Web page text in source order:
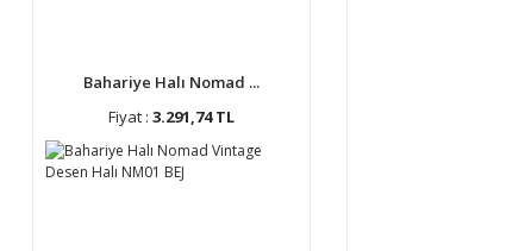
Bahariye Halı Nomad ...
Fiyat : 3.291,74 TL